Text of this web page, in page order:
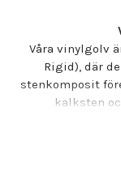
Våra vinylgolv
Rigid), där
stenkomposit
kalksten
vinylplankorna